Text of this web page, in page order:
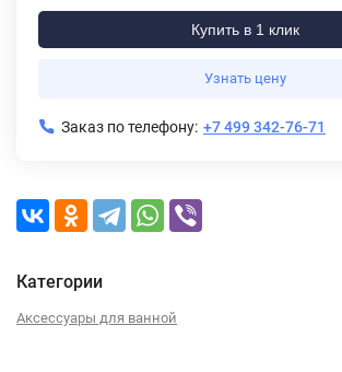
Купить в 1 клик
Узнать цену
Заказ по телефону: +7 499 342-76-71
Категории
Аксессуары для ванной